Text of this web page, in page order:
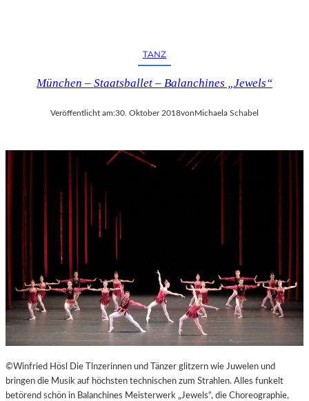
TANZ
München – Staatsballet – Balanchines „Jewels“
Veröffentlicht am:30. Oktober 2018vonMichaela Schabel
©Winfried Hösl Die Tlnzerinnen und Tänzer glitzern wie Juwelen und
bringen die Musik auf höchsten technischen zum Strahlen. Alles funkelt
betörend schön in Balanchines Meisterwerk „Jewels“, die Choreographie,